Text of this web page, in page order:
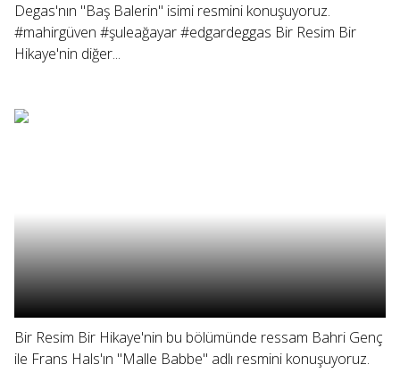
Degas'nın "Baş Balerin" isimi resmini konuşuyoruz.
#mahirgüven #şuleağayar #edgardeggas Bir Resim Bir
Hikaye'nin diğer...
Bir Resim Bir Hikaye'nin bu bölümünde ressam Bahri Genç
ile Frans Hals'ın "Malle Babbe" adlı resmini konuşuyoruz.